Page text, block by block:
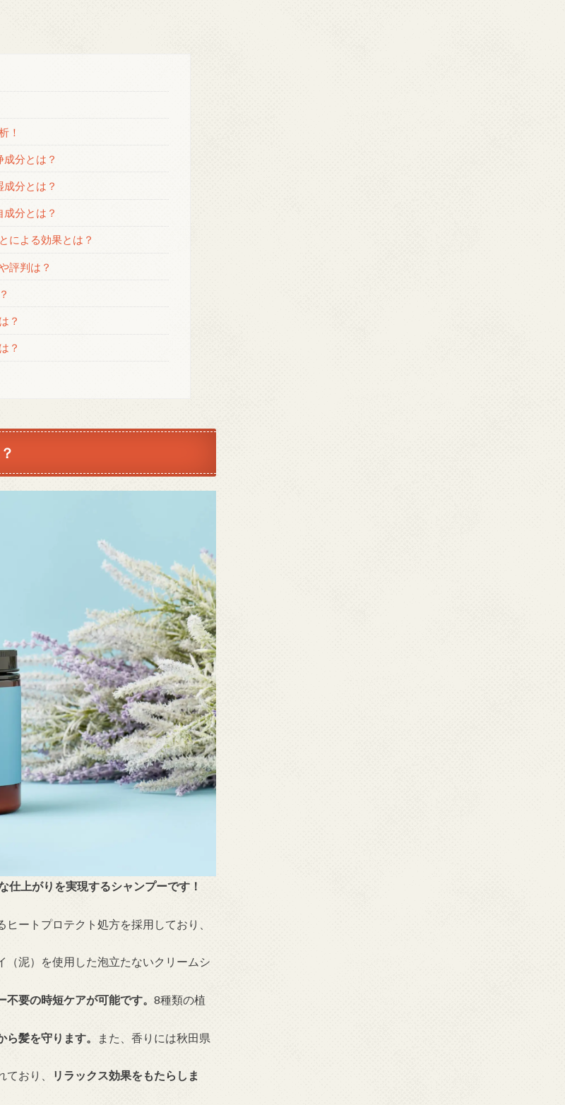
！
分とは？
分とは？
分とは？
による効果とは？
評判は？
？
？
仕上がりを実現するシャンプーです！
ートプロテクト処方を採用しており、
（泥）を使用した泡立たないクリームシ
要の時短ケアが可能です。 8種類の植
髪を守ります。 また、香りには秋田県
おり、 リラックス効果をもたらしま